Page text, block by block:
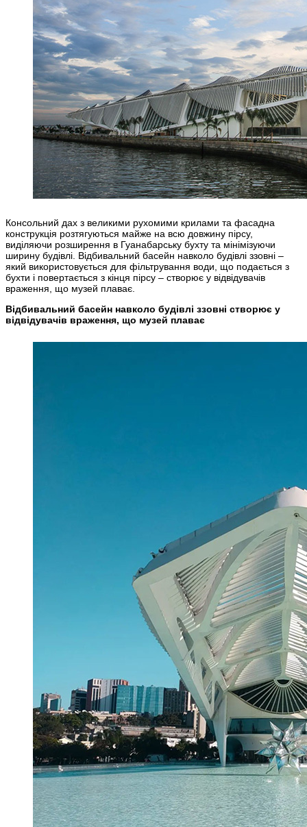
Консольний дах з великими рухомими крилами та фасадна
конструкція розтягуються майже на всю довжину пірсу,
виділяючи розширення в Гуанабарську бухту та мінімізуючи
ширину будівлі. Відбивальний басейн навколо будівлі ззовні –
який використовується для фільтрування води, що подається з
бухти і повертається з кінця пірсу – створює у відвідувачів
враження, що музей плаває.
Відбивальний басейн навколо будівлі ззовні створює у
відвідувачів враження, що музей плаває